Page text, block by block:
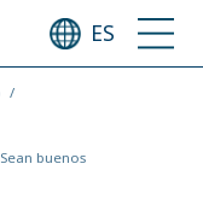
ES
buenos